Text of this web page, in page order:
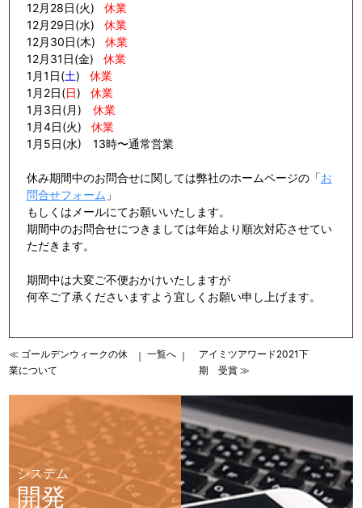
12月28日(火) 休業
12月29日(水) 休業
12月30日(木) 休業
12月31日(金) 休業
1月1日(土) 休業
1月2日(日) 休業
1月3日(月) 休業
1月4日(火) 休業
1月5日(水) 13時〜通常営業
休み期間中のお問合せに関しては弊社のホームページの「お
問合せフォーム 」
もしくはメールにてお願いいたします。
期間中のお問合せにつきましては年始より順次対応させてい
ただきます。
期間中は大変ご不便おかけいたしますが
何卒ご了承くださいますよう宜しくお願い申し上げます。
≪ ゴールデンウィークの休
業について
｜一覧へ ｜
アイミツアワード2021下
期 受賞 ≫
システム
開発